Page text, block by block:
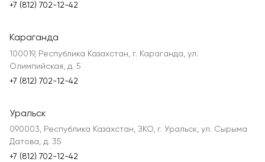
+7 (812) 702-12-42
Караганда
100019, Республика Казахстан, г. Караганда, ул.
Олимпийская, д. 5
+7 (812) 702-12-42
Уральск
090003, Республика Казахстан, ЗКО, г. Уральск, ул. Сырыма
Датова, д. 35
+7 (812) 702-12-42